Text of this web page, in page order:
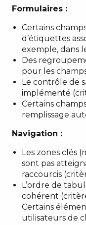
Formulaires :
Certains
d’étiquettes
exemple, dans
Des
pour les
Le contrôle de
implémenté
Certains
remplissage
Navigation :
Les zones clés
sont pas
raccourcis
L’ordre de
cohérent
Certains
utilisateurs de